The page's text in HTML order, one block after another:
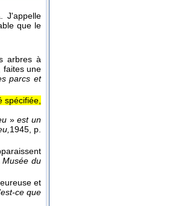
J'appelle
que le
arbres à
faites une
parcs et
spécifiée,
»est un
1945, p.
du
et
ce que